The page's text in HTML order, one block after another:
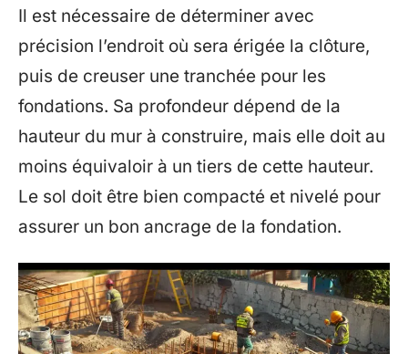
Il est nécessaire de déterminer avec
précision l’endroit où sera érigée la clôture,
puis de creuser une tranchée pour les
fondations. Sa profondeur dépend de la
hauteur du mur à construire, mais elle doit au
moins équivaloir à un tiers de cette hauteur.
Le sol doit être bien compacté et nivelé pour
assurer un bon ancrage de la fondation.